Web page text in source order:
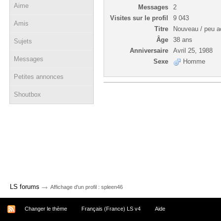
Aime
Amis
Sujets
Messages
Petites annonces
Shoutbox
Messages
2
Visites sur le profil
9 043
Titre
Nouveau / peu
Âge
38 ans
Anniversaire
Avril 25, 1988
Sexe
Homme
LS forums → Affichage d'un profil : spleen46
Changer le thème Français (France) LS v4 Aide